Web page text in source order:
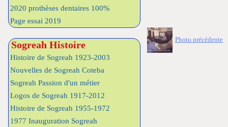
2020 prothèses dentaires 100%
Page essai 2019
Sogreah Histoire
Histoire de Sogreah 1923-2003
Nouvelles de Sogreah Coteba
Sogreah Passion d'un métier
Logos de Sogreah 1917-2012
Histoire de Sogreah 1955-1972
1977 Inauguration Sogreah
Photo précédente